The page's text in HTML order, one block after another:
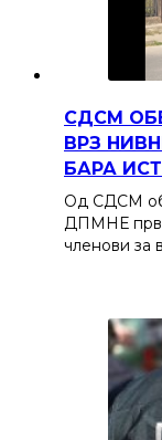
СДСМ
ВРЗ
БАРА
Од СДСМ
ДПМНЕ
членови за